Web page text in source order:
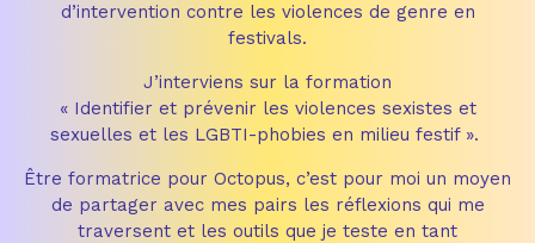
d’intervention contre les violences de genre en
festivals.
J’interviens sur la formation
« Identifier et prévenir les violences sexistes et
sexuelles et les LGBTI-phobies en milieu festif ».
Être formatrice pour Octopus, c’est pour moi un moyen
de partager avec mes pairs les réflexions qui me
traversent et les outils que je teste en tant